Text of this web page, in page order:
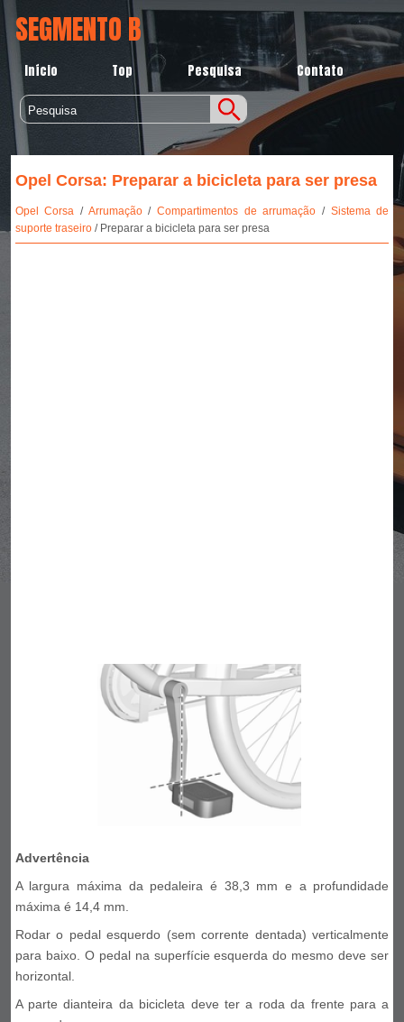
SEGMENTO B
Início Top Pesquisa Contato
Opel Corsa: Preparar a bicicleta para ser presa
Opel Corsa / Arrumação/ Compartimentos de arrumação / Sistema de
suporte traseiro/ Preparar a bicicleta para ser presa
Advertência
A largura máxima da pedaleira é 38,3 mm e a profundidade
máxima é 14,4 mm.
Rodar o pedal esquerdo (sem corrente dentada) verticalmente
para baixo. O pedal na superfície esquerda do mesmo deve ser
horizontal.
A parte dianteira da bicicleta deve ter a roda da frente para a